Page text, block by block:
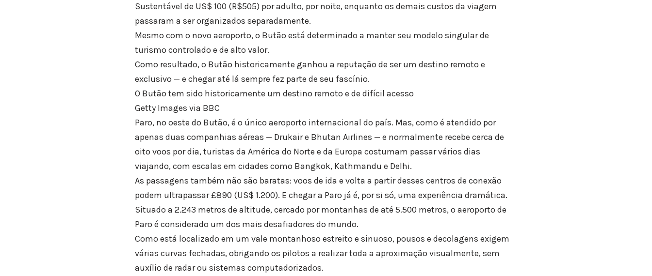
Sustentável de US$ 100 (R$505) por adulto, por noite, enquanto os demais custos da viagem
passaram a ser organizados separadamente.
Mesmo com o novo aeroporto, o Butão está determinado a manter seu modelo singular de
turismo controlado e de alto valor.
Como resultado, o Butão historicamente ganhou a reputação de ser um destino remoto e
exclusivo — e chegar até lá sempre fez parte de seu fascínio.
O Butão tem sido historicamente um destino remoto e de difícil acesso
Getty Images via BBC
Paro, no oeste do Butão, é o único aeroporto internacional do país. Mas, como é atendido por
apenas duas companhias aéreas — Drukair e Bhutan Airlines — e normalmente recebe cerca de
oito voos por dia, turistas da América do Norte e da Europa costumam passar vários dias
viajando, com escalas em cidades como Bangkok, Kathmandu e Delhi.
As passagens também não são baratas: voos de ida e volta a partir desses centros de conexão
podem ultrapassar £890 (US$ 1.200). E chegar a Paro já é, por si só, uma experiência dramática.
Situado a 2.243 metros de altitude, cercado por montanhas de até 5.500 metros, o aeroporto de
Paro é considerado um dos mais desafiadores do mundo.
Como está localizado em um vale montanhoso estreito e sinuoso, pousos e decolagens exigem
várias curvas fechadas, obrigando os pilotos a realizar toda a aproximação visualmente, sem
auxílio de radar ou sistemas computadorizados.